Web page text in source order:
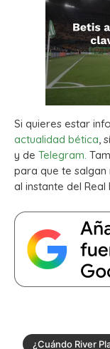
Si quieres estar
actualidad bética,
y de Telegram.
para que te salgan
al instante del Real